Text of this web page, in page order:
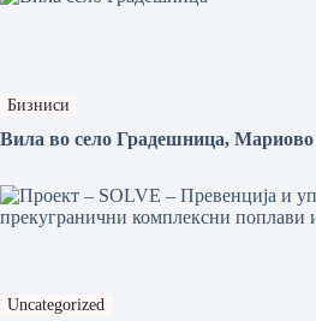
Бизниси
Вила во село Градешница, Мариово
Uncategorized